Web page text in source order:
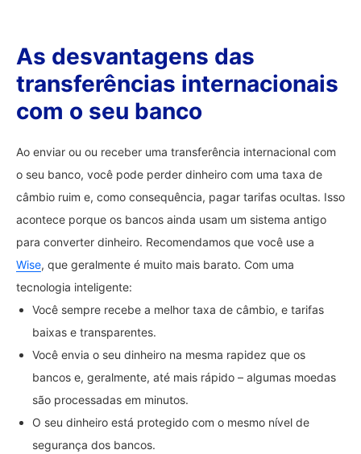
As desvantagens das
transferências internacionais
com o seu banco
Ao enviar ou ou receber uma transferência internacional com
o seu banco, você pode perder dinheiro com uma taxa de
câmbio ruim e, como consequência, pagar tarifas ocultas. Isso
acontece porque os bancos ainda usam um sistema antigo
para converter dinheiro. Recomendamos que você use a
Wise, que geralmente é muito mais barato. Com uma
tecnologia inteligente:
Você sempre recebe a melhor taxa de câmbio, e tarifas
baixas e transparentes.
Você envia o seu dinheiro na mesma rapidez que os
bancos e, geralmente, até mais rápido – algumas moedas
são processadas em minutos.
O seu dinheiro está protegido com o mesmo nível de
segurança dos bancos.